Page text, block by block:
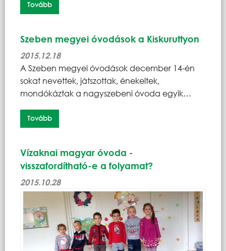
Tovább
Szeben megyei óvodások a Kiskuruttyon
2015.12.18
A Szeben megyei óvodások december 14-én
sokat nevettek, játszottak, énekeltek,
mondókáztak a nagyszebeni óvoda egyik…
Tovább
Vízaknai magyar óvoda -
visszafordítható-e a folyamat?
2015.10.28